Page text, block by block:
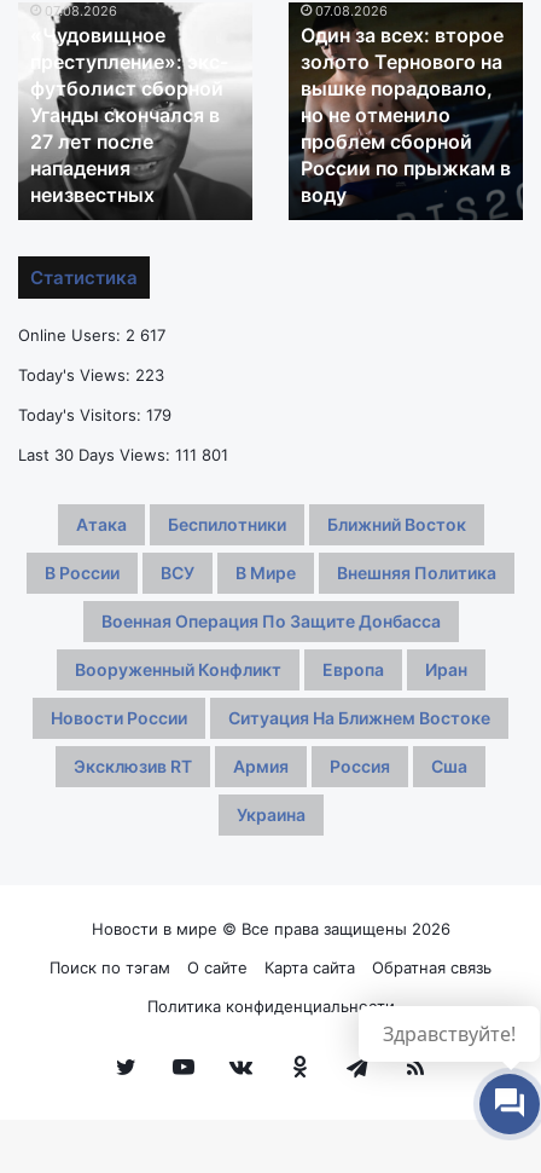
«Чудовищное
преступление»:
футболист
сборной
Уганды
скончался
27
после
07.08.2026
«Чудовищное
преступление»: экс-
футболист сборной
Уганды скончался в
27 лет после
нападения
неизвестных
Один
за
всех:
второе
золото
Тернового
на
вышке
порадовало,
07.08.2026
Один за всех: второе
золото Тернового на
вышке порадовало,
но не отменило
проблем сборной
России по прыжкам в
воду
Статистика
Online Users: 2 617
Today's Views: 223
Today's Visitors: 179
Last 30 Days Views: 111 801
Атака Беспилотники Ближний Восток
В России ВСУ В Мире Внешняя Политика
Военная Операция По Защите Донбасса
Вооруженный Конфликт Европа Иран
Новости России Ситуация На Ближнем Востоке
Эксклюзив RT Армия Россия Сша
Украина
Новости в мире © Все права защищены 2026
Поиск по тэгам
О сайте Карта сайта
Обратная связь
Политика конфиденциальности
TwitterYouTubevk.comОдноклассники
Telegram
RSS
Здравствуйте!